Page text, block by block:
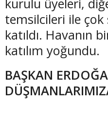
temsilcileri ile çok
katıldı. Havanın
katılım yoğundu.
BAŞKAN